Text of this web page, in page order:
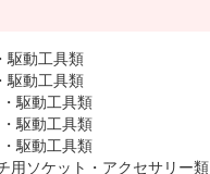
駆動工具類
駆動工具類
駆動工具類
駆動工具類
駆動工具類
用ソケット・アクセサリー類